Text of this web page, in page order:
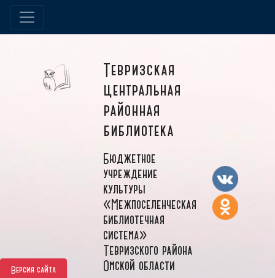
Версия сайта
Тевризская
центральная
районная
библиотека
Бюджетное
учреждение
культуры
«Межпоселенческая
библиотечная
система»
Тевризского района
Омской области